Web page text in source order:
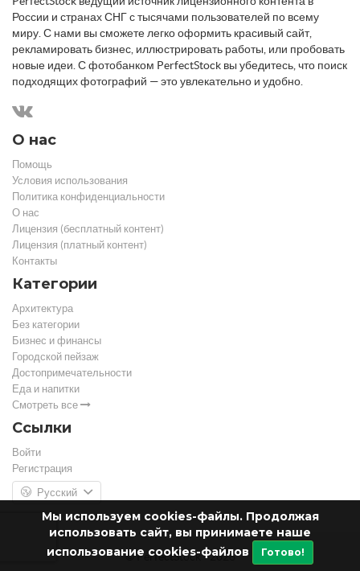
Мы используем cookies-файлы. Продолжая
использовать сайт, вы принимаете наше
использование cookies-файлов
Готово!
России и странах СНГ с тысячами пользователей по всему
миру. С нами вы сможете легко оформить красивый сайт,
рекламировать бизнес, иллюстрировать работы, или пробовать
новые идеи. С фотобанком PerfectStock вы убедитесь, что поиск
подходящих фотографий — это увлекательно и удобно.
О нас
Помощь
Условия использования
Политика конфиденциальности
О нас
Лицензия (бесплатный контент)
Лицензия (платный контент)
Контакты
Категории
Архитектура
Без категории
Бизнес и финансы
Городской пейзаж
Достопримечательности
Еда и напитки
Смотреть все
Ссылки
Войти
Регистрация
Русский
© PerfectStock - 2026